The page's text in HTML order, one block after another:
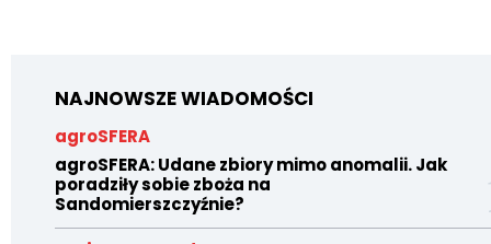
NAJNOWSZE WIADOMOŚCI
agroSFERA
agroSFERA: Udane zbiory mimo anomalii. Jak
poradziły sobie zboża na
Sandomierszczyźnie?